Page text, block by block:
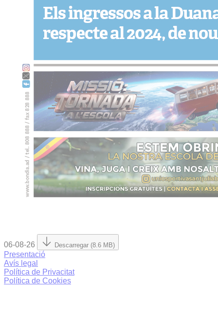
06-08-26 Descarregar (8.6 MB)
Presentació
Avís legal
Política de Privacitat
Política de Cookies